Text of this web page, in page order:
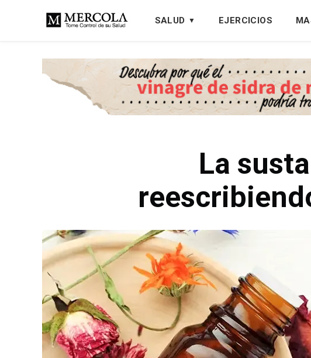
SALUD EJERCICIOS
La